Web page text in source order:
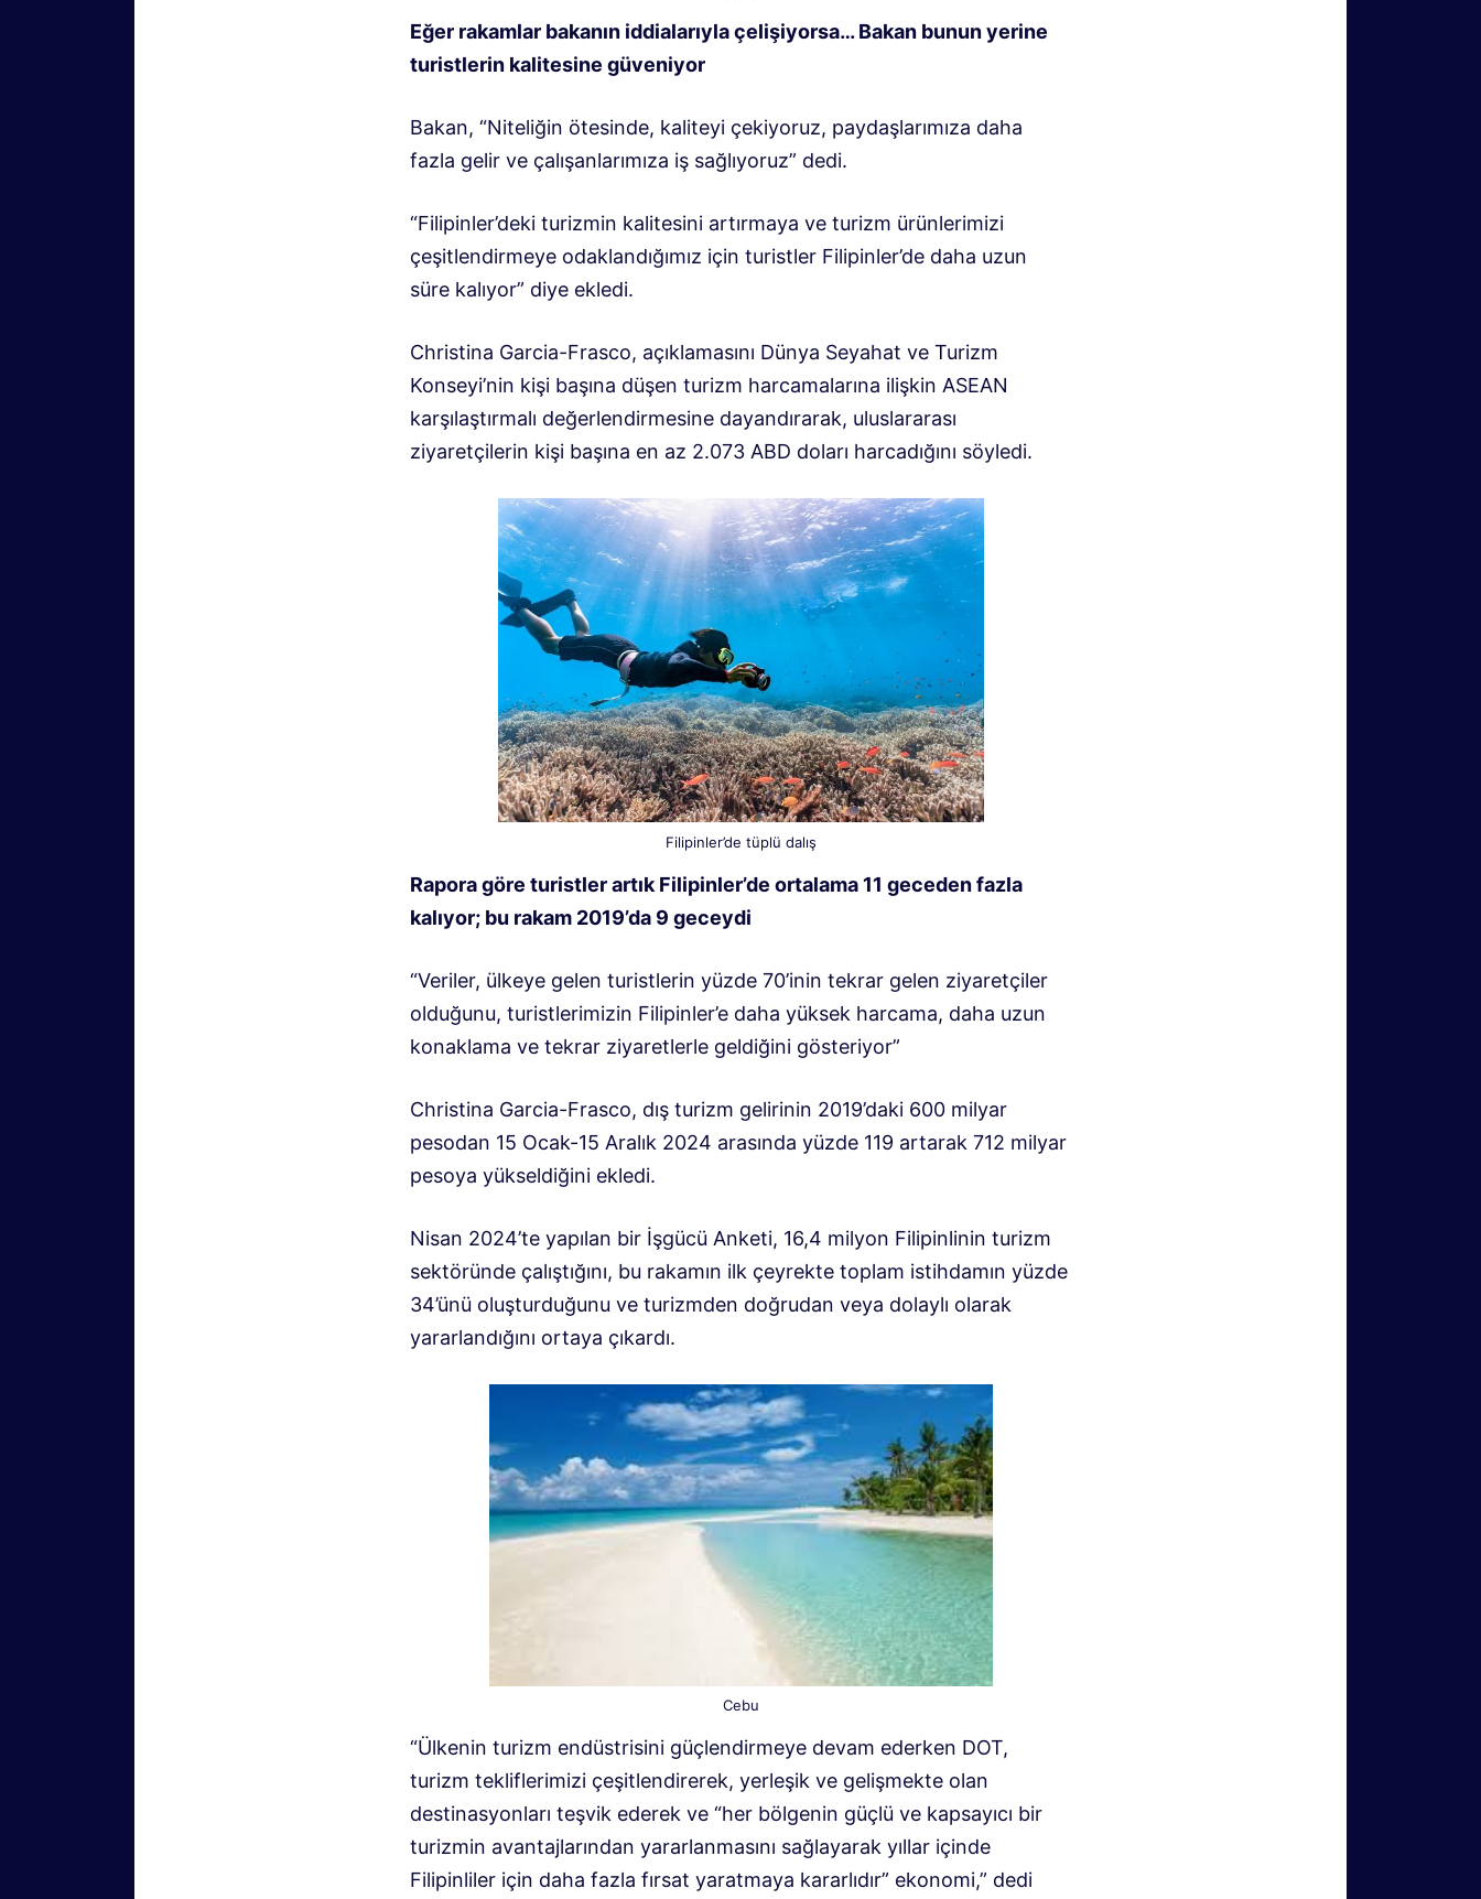
Eğer rakamlar bakanın iddialarıyla çelişiyorsa… Bakan bunun yerine
turistlerin kalitesine güveniyor
Bakan, “Niteliğin ötesinde, kaliteyi çekiyoruz, paydaşlarımıza daha
fazla gelir ve çalışanlarımıza iş sağlıyoruz” dedi.
“Filipinler’deki turizmin kalitesini artırmaya ve turizm ürünlerimizi
çeşitlendirmeye odaklandığımız için turistler Filipinler’de daha uzun
süre kalıyor” diye ekledi.
Christina Garcia-Frasco, açıklamasını Dünya Seyahat ve Turizm
Konseyi’nin kişi başına düşen turizm harcamalarına ilişkin ASEAN
karşılaştırmalı değerlendirmesine dayandırarak, uluslararası
ziyaretçilerin kişi başına en az 2.073 ABD doları harcadığını söyledi.
Filipinler’de tüplü dalış
Rapora göre turistler artık Filipinler’de ortalama 11 geceden fazla
kalıyor; bu rakam 2019’da 9 geceydi
“Veriler, ülkeye gelen turistlerin yüzde 70’inin tekrar gelen ziyaretçiler
olduğunu, turistlerimizin Filipinler’e daha yüksek harcama, daha uzun
konaklama ve tekrar ziyaretlerle geldiğini gösteriyor”
Christina Garcia-Frasco, dış turizm gelirinin 2019’daki 600 milyar
pesodan 15 Ocak-15 Aralık 2024 arasında yüzde 119 artarak 712 milyar
pesoya yükseldiğini ekledi.
Nisan 2024’te yapılan bir İşgücü Anketi, 16,4 milyon Filipinlinin turizm
sektöründe çalıştığını, bu rakamın ilk çeyrekte toplam istihdamın yüzde
34’ünü oluşturduğunu ve turizmden doğrudan veya dolaylı olarak
yararlandığını ortaya çıkardı.
Cebu
“Ülkenin turizm endüstrisini güçlendirmeye devam ederken DOT,
turizm tekliflerimizi çeşitlendirerek, yerleşik ve gelişmekte olan
destinasyonları teşvik ederek ve “her bölgenin güçlü ve kapsayıcı bir
turizmin avantajlarından yararlanmasını sağlayarak yıllar içinde
Filipinliler için daha fazla fırsat yaratmaya kararlıdır” ekonomi,” dedi